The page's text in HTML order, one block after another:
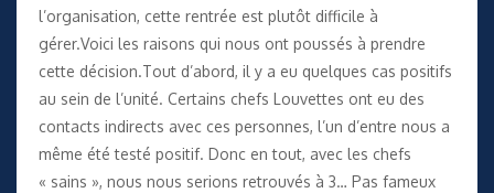
l’organisation, cette rentrée est plutôt difficile à
gérer.Voici les raisons qui nous ont poussés à prendre
cette décision.Tout d’abord, il y a eu quelques cas positifs
au sein de l’unité. Certains chefs Louvettes ont eu des
contacts indirects avec ces personnes, l’un d’entre nous a
même été testé positif. Donc en tout, avec les chefs
« sains », nous nous serions retrouvés à 3… Pas fameux